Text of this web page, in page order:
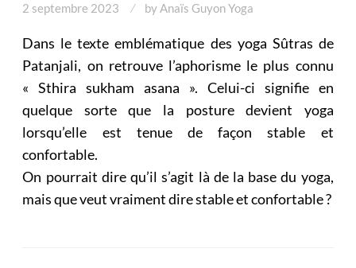
2 septembre 2023 byAnaïs Guyon Yoga
Dans le texte emblématique des yoga Sûtras de
Patanjali, on retrouve l’aphorisme le plus connu
« Sthira sukham asana ». Celui-ci signifie en
quelque sorte que la posture devient yoga
lorsqu’elle est tenue de façon stable et
confortable.
On pourrait dire qu’il s’agit là de la base du yoga,
mais que veut vraiment dire stable et confortable ?